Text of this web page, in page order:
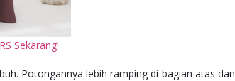
Sekarang!
Potongannya lebih ramping di bagian atas dan